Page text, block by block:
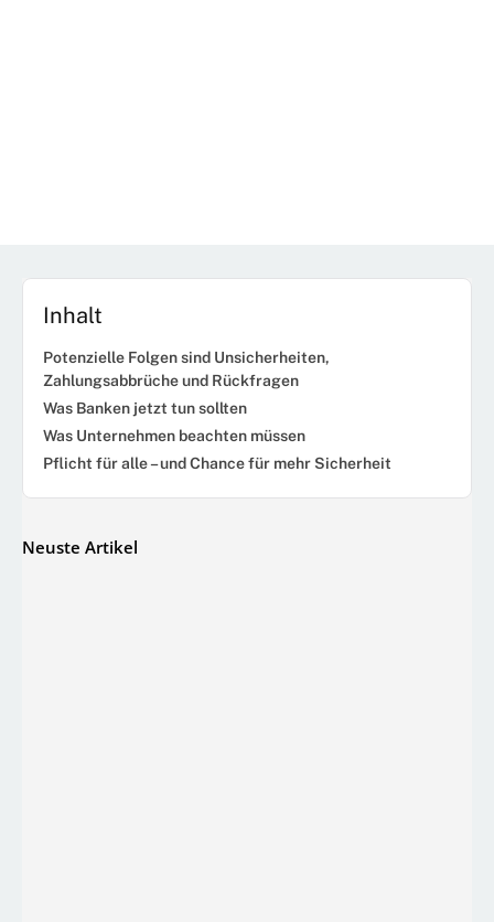
Inhalt
Potenzielle Folgen sind Unsicherheiten,
Zahlungsabbrüche und Rückfragen
Was Banken jetzt tun sollten
Was Unternehmen beachten müssen
Pflicht für alle – und Chance für mehr Sicherheit
Neuste Artikel